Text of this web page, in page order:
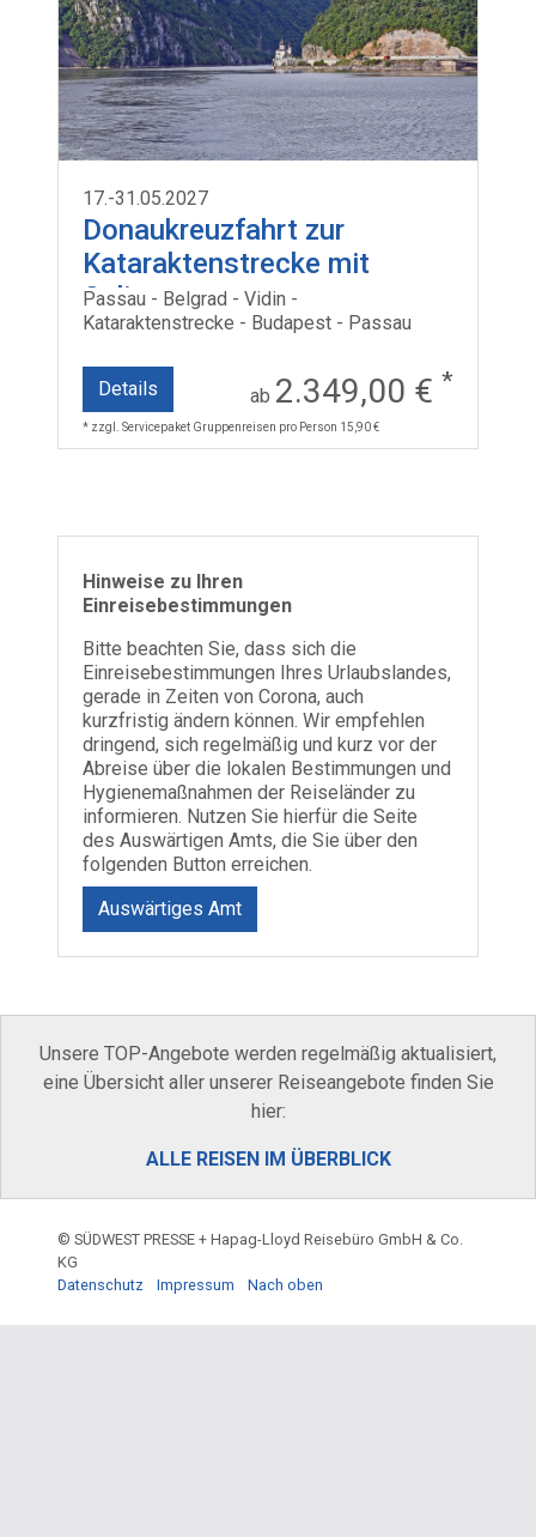
17.-31.05.2027
Donaukreuzfahrt zur
Kataraktenstrecke mit
Celina
Passau - Belgrad - Vidin -
Kataraktenstrecke - Budapest - Passau
Details ab 2.349,00 € *
* zzgl. Servicepaket Gruppenreisen pro Person 15,90 €
Hinweise zu Ihren
Einreisebestimmungen
Bitte beachten Sie, dass sich die
Einreisebestimmungen Ihres Urlaubslandes,
gerade in Zeiten von Corona, auch
kurzfristig ändern können. Wir empfehlen
dringend, sich regelmäßig und kurz vor der
Abreise über die lokalen Bestimmungen und
Hygienemaßnahmen der Reiseländer zu
informieren. Nutzen Sie hierfür die Seite
des Auswärtigen Amts, die Sie über den
folgenden Button erreichen.
Auswärtiges Amt
Unsere TOP-Angebote werden regelmäßig aktualisiert,
eine Übersicht aller unserer Reiseangebote finden Sie
hier:
ALLE REISEN IM ÜBERBLICK
© SÜDWEST PRESSE + Hapag-Lloyd Reisebüro GmbH & Co.
KG
Datenschutz
Impressum Nach oben